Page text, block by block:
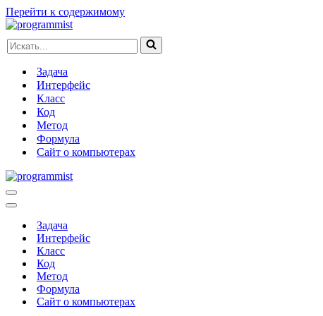
Перейти к содержимому
Искать...
Задача
Интерфейс
Класс
Код
Метод
Формула
Сайт о компьютерах
Меню
навигации
Меню
навигацииЗадача
Интерфейс
Класс
Код
Метод
Формула
Сайт о компьютерах